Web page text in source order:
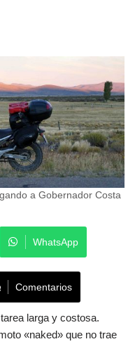
a Gobernador Costa
WhatsApp
Comentarios
larga y costosa.
«naked» que no trae